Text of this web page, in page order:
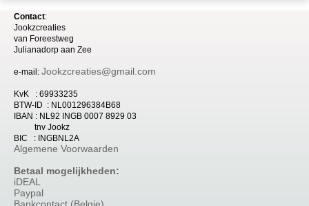
Contact:
Jookzcreaties
van Foreestweg
Julianadorp aan Zee
e-mail: Jookzcreaties@gmail.com
KvK : 69933235
BTW-ID : NL001296384B68
IBAN : NL92 INGB 0007 8929 03
tnv Jookz
BIC : INGBNL2A
Algemene Voorwaarden
Betaal mogelijkheden:
iDEAL
Paypal